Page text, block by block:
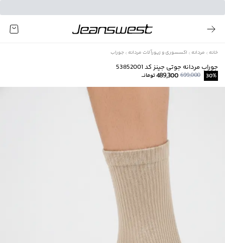
خانه مردانه اکسسوری و زیورآلات مردانه جوراب
جوراب مردانه جوتی جینز کد 53852001
30%
699,000
489,300تومانــ